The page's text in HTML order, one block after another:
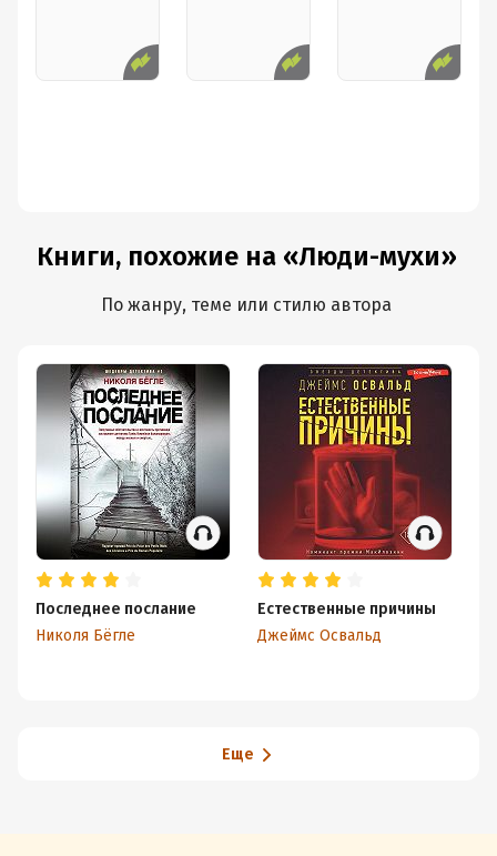
Книги, похожие на «Люди-мухи»
По жанру, теме или стилю автора
Последнее послание
Николя Бёгле
Естественные причины
Джеймс Освальд
Еще